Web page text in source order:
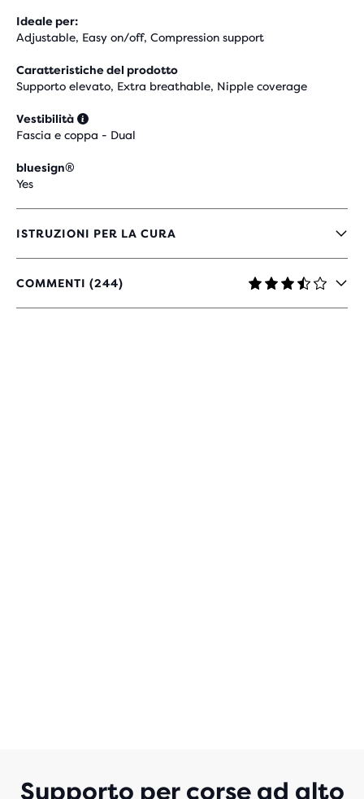
Ideale per:
Adjustable, Easy on/off, Compression support
Caratteristiche del prodotto
Supporto elevato, Extra breathable, Nipple coverage
Vestibilità
Fascia e coppa - Dual
bluesign®
Yes
ISTRUZIONI PER LA CURA
COMMENTI (244)
3,5
SU
Supporto per corse ad alto